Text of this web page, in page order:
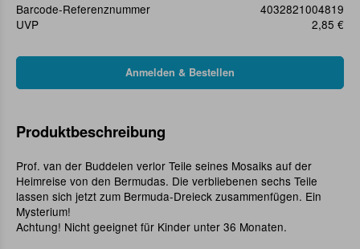
Barcode-Referenznummer
4032821004819
UVP
2,85 €
Produktbeschreibung
Prof. van der Buddelen verlor Teile seines Mosaiks auf der
Heimreise von den Bermudas. Die verbliebenen sechs Teile
lassen sich jetzt zum Bermuda-Dreieck zusammenfügen. Ein
Mysterium!
Achtung! Nicht geeignet für Kinder unter 36 Monaten.